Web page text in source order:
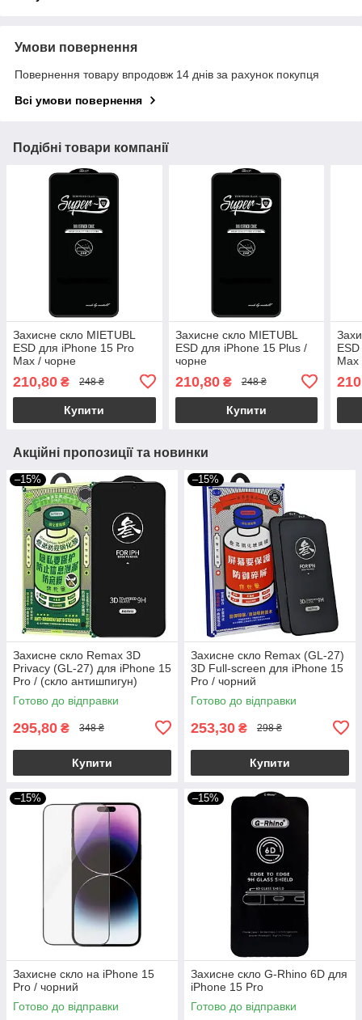
Умови повернення
Повернення товару впродовж 14 днів за рахунок покупця
Всі умови повернення
Подібні товари компанії
Захисне скло MIETUBL
ESD для iPhone 15 Pro
Max / чорне
210,80 ₴ 248 ₴
Купити
Захисне скло MIETUBL
ESD для iPhone 15 Plus /
чорне
210,80₴ 248 ₴
Купити
Max
Акційні пропозиції та новинки
–15%
Захисне скло Remax 3D
Privacy (GL-27) для iPhone 15
Pro / (скло антишпигун)
Готово до відправки
295,80 ₴ 348 ₴
Купити
–15%
Захисне скло Remax (GL-27)
3D Full-screen для iPhone 15
Pro / чорний
Готово до відправки
253,30 ₴ 298 ₴
Купити
–15%
Захисне скло на iPhone 15
Pro / чорний
Готово до відправки
–15%
Захисне скло G-Rhino 6D для
iPhone 15 Pro
Готово до відправки